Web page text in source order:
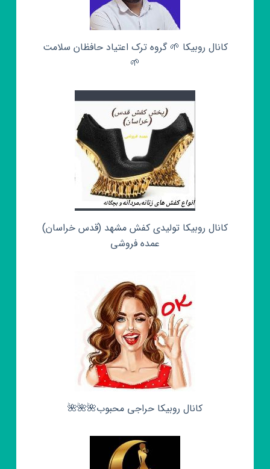
کانال روبیکا 🌱 گروه ترک اعتیاد حافظان سلامت
🌱
کانال روبیکا تولیدی کفش مشهد (قدس خراسان)
عمده فروشی
کانال روبیکا حراجی محبوب🌺🌺🌺